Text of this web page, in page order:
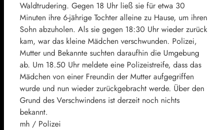
Waldtrudering. Gegen 18 Uhr ließ sie für etwa 30
Minuten ihre 6-jährige Tochter alleine zu Hause, um ihren
Sohn abzuholen. Als sie gegen 18:30 Uhr wieder zurück
kam, war das kleine Mädchen verschwunden. Polizei,
Mutter und Bekannte suchten daraufhin die Umgebung
ab. Um 18.50 Uhr meldete eine Polizeistreife, dass das
Mädchen von einer Freundin der Mutter aufgegriffen
wurde und nun wieder zurückgebracht werde. Über den
Grund des Verschwindens ist derzeit noch nichts
bekannt.
mh / Polizei